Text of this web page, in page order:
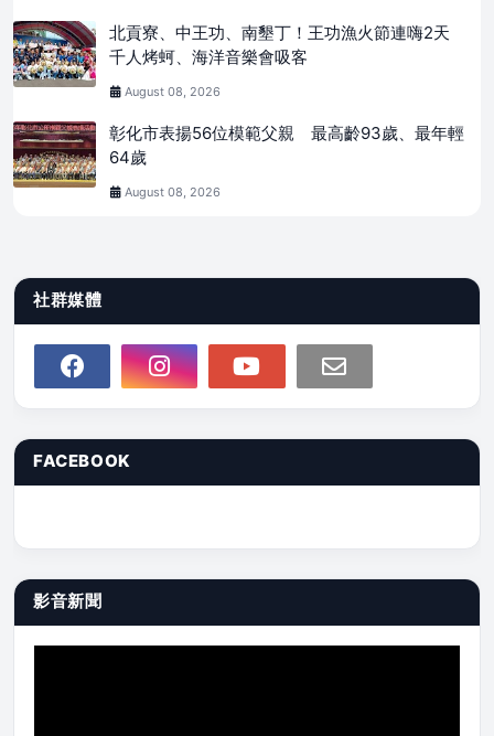
北貢寮、中王功、南墾丁！王功漁火節連嗨2天
千人烤蚵、海洋音樂會吸客
August 08, 2026
彰化市表揚56位模範父親 最高齡93歲、最年輕
64歲
August 08, 2026
社群媒體
FACEBOOK
影音新聞